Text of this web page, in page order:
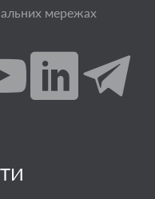
мережах